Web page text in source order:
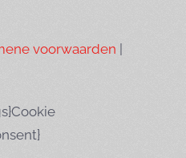
voorwaarden